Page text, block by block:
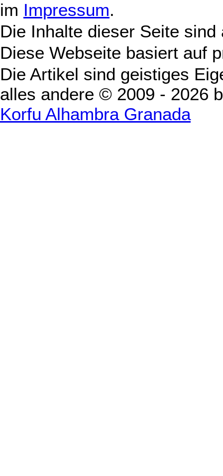
im Impressum.
Die Inhalte dieser Seite
Diese Webseite basiert auf
Die Artikel sind geistiges
alles andere © 2009 - 2026
Korfu Alhambra Granada